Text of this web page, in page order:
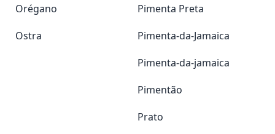
Orégano
Ostra
Pimenta Preta
Pimenta-da-Jamaica
Pimenta-da-jamaica
Pimentão
Prato